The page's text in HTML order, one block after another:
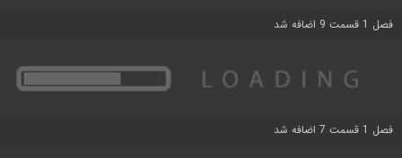
فصل 1 قسمت 9 اضافه شد
فصل 1 قسمت 7 اضافه شد